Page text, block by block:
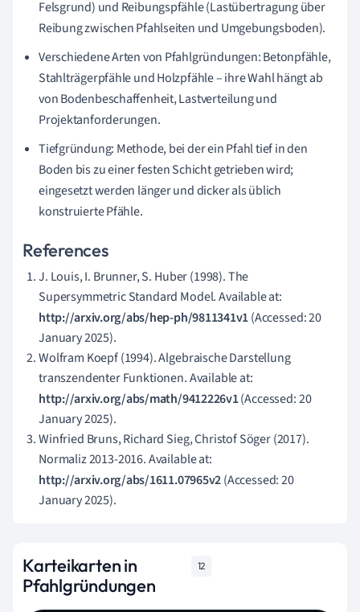
Felsgrund) und Reibungspfähle (Lastübertragung über
Reibung zwischen Pfahlseiten und Umgebungsboden).
Verschiedene Arten von Pfahlgründungen: Betonpfähle,
Stahlträgerpfähle und Holzpfähle – ihre Wahl hängt ab
von Bodenbeschaffenheit, Lastverteilung und
Projektanforderungen.
Tiefgründung: Methode, bei der ein Pfahl tief in den
Boden bis zu einer festen Schicht getrieben wird;
eingesetzt werden länger und dicker als üblich
konstruierte Pfähle.
References
J. Louis, I. Brunner, S. Huber (1998). The
Supersymmetric Standard Model. Available at:
http://arxiv.org/abs/hep-ph/9811341v1(Accessed: 20
January 2025).
Wolfram Koepf (1994). Algebraische Darstellung
transzendenter Funktionen. Available at:
http://arxiv.org/abs/math/9412226v1(Accessed: 20
January 2025).
Winfried Bruns, Richard Sieg, Christof Söger (2017).
Normaliz 2013-2016. Available at:
http://arxiv.org/abs/1611.07965v2(Accessed: 20
January 2025).
Karteikarten in
Pfahlgründungen
12